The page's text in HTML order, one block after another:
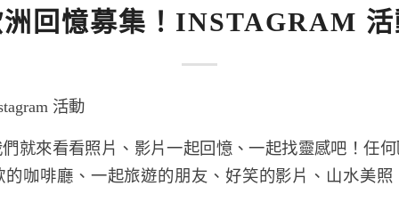
回憶募集！INSTAGRAM
活動
就來看看照片、影片一起回憶、一起找靈感吧！任
的咖啡廳、一起旅遊的朋友、好笑的影片、山水美照